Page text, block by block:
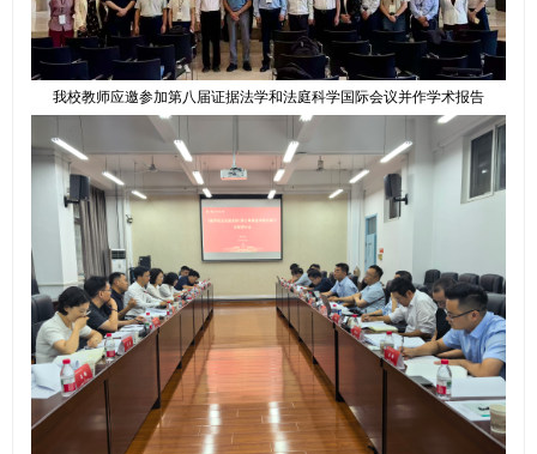
我校教师应邀参加第八届证据法学和法庭科学国际会议并作学术报告